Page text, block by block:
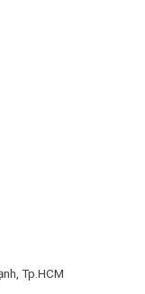
Tp.HCM